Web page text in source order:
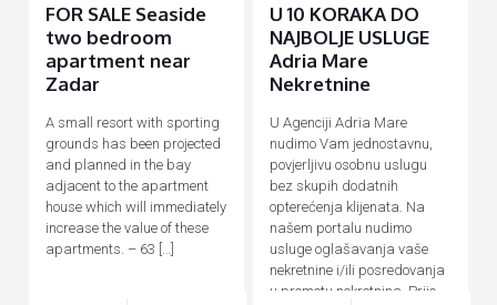
FOR SALE Seaside
two bedroom
apartment near
Zadar
A small resort with sporting
grounds has been projected
and planned in the bay
adjacent to the apartment
house which will immediately
increase the value of these
apartments. – 63 […]
U 10 KORAKA DO
NAJBOLJE USLUGE
Adria Mare
Nekretnine
U Agenciji Adria Mare
nudimo Vam jednostavnu,
povjerljivu osobnu uslugu
bez skupih dodatnih
opterećenja klijenata. Na
našem portalu nudimo
usluge oglašavanja vaše
nekretnine i/ili posredovanja
u prometu nekretnina. Prije,